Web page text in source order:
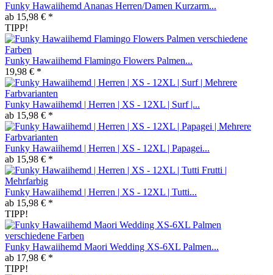
Funky Hawaiihemd Ananas Herren/Damen Kurzarm...
ab 15,98 € *
TIPP!
Funky Hawaiihemd Flamingo Flowers Palmen...
19,98 € *
Funky Hawaiihemd | Herren | XS - 12XL | Surf |...
ab 15,98 € *
Funky Hawaiihemd | Herren | XS - 12XL | Papagei...
ab 15,98 € *
Funky Hawaiihemd | Herren | XS - 12XL | Tutti...
ab 15,98 € *
TIPP!
Funky Hawaiihemd Maori Wedding XS-6XL Palmen...
ab 17,98 € *
TIPP!